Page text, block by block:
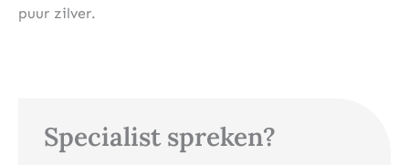
Specialist spreken?
puur zilver.